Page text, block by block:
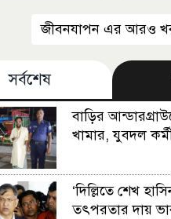
জীবনযাপন এর আরও
সর্বশেষ
বাড়ির
খামার, যুবদল
‘দিল্লিতে শেখ
তৎপরতার দায়